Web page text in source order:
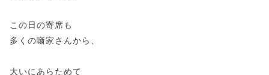
この日の寄席も
多くの噺家さんから、
大いにあらためて